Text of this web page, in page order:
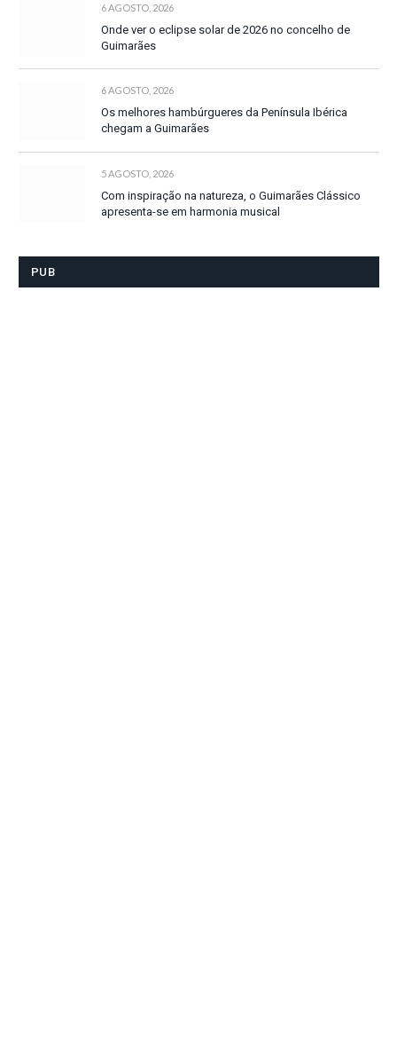
6 AGOSTO, 2026
Onde ver o eclipse solar de 2026 no concelho de
Guimarães
6 AGOSTO, 2026
Os melhores hambúrgueres da Península Ibérica
chegam a Guimarães
5 AGOSTO, 2026
Com inspiração na natureza, o Guimarães Clássico
apresenta-se em harmonia musical
PUB